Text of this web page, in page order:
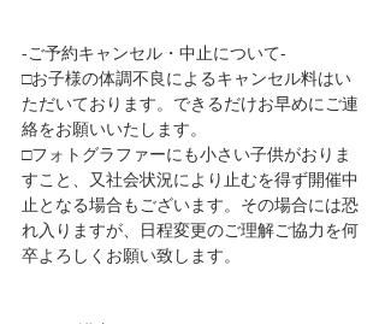
-ご予約キャンセル・中止について-
□お子様の体調不良によるキャンセル料はい
ただいております。できるだけお早めにご連
絡をお願いいたします。
□フォトグラファーにも小さい子供がおりま
すこと、又社会状況により止むを得ず開催中
止となる場合もございます。その場合には恐
れ入りますが、日程変更のご理解ご協力を何
卒よろしくお願い致します。